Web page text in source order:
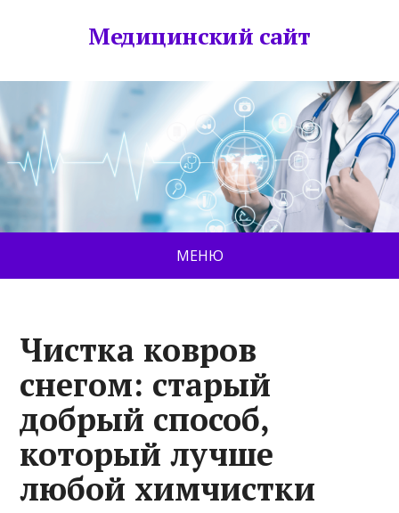
Медицинский сайт
МЕНЮ
Чистка ковров
снегом: старый
добрый способ,
который лучше
любой химчистки